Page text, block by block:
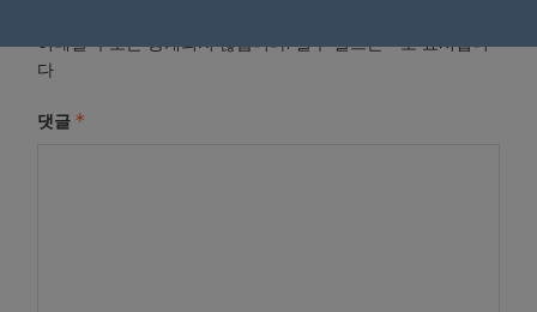
이메일 주소는 공개되지 않습니다. 필수 필드는*로 표시됩니
다
댓글 *